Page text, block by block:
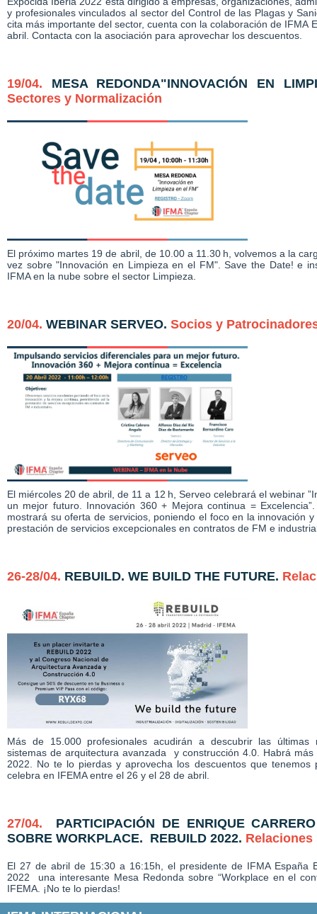
y profesionales vinculados al sector del Control de las Plagas y
cita más importante del sector, cuenta con la colaboración de IFMA
abril. Contacta con la asociación para aprovechar los descuentos.
19/04.
MESA REDONDA"INNOVACIÓN EN
Sectores y Normalización
El próximo martes 19 de abril, de 10.00 a 11.30 h, volvemos a la
vez sobre "Innovación en Limpieza en el FM". Save the Date! e
IFMA en la nube sobre el sector Limpieza.
20/04. WEBINAR SERVEO. Socios y
El miércoles 20 de abril, de 11 a 12 h, Serveo celebrará el webinar
un mejor futuro. Innovación 360 + Mejora continua =
mostrará su oferta de servicios, poniendo el foco en la innovación
prestación de servicios excepcionales en contratos de FM e
26-28/04. REBUILD. WE BUILD THE FUTURE.
Más de 15.000 profesionales acudirán a descubrir las últimas
sistemas de arquitectura avanzada y construcción 4.0. Habrá
2022. No te lo pierdas y aprovecha los descuentos que tenemos
celebra en IFEMA entre el 26 y el 28 de abril.
27/04. PARTICIPACIÓN DE ENRIQUE
SOBRE WORKPLACE. REBUILD 2022.
El 27 de abril de 15:30 a 16:15h, el presidente de IFMA España
2022 una interesante Mesa Redonda sobre “Workplace en el
IFEMA. ¡No te lo pierdas!